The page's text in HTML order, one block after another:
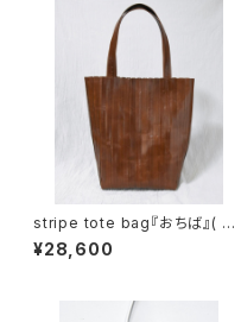
stripe tote bag『おちば』( br
own )
¥28,600